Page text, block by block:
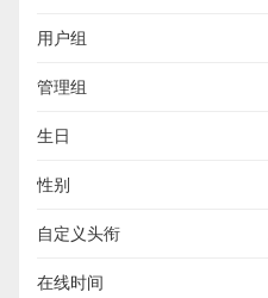
用户组
管理组
生日
性别
自定义头衔
在线时间